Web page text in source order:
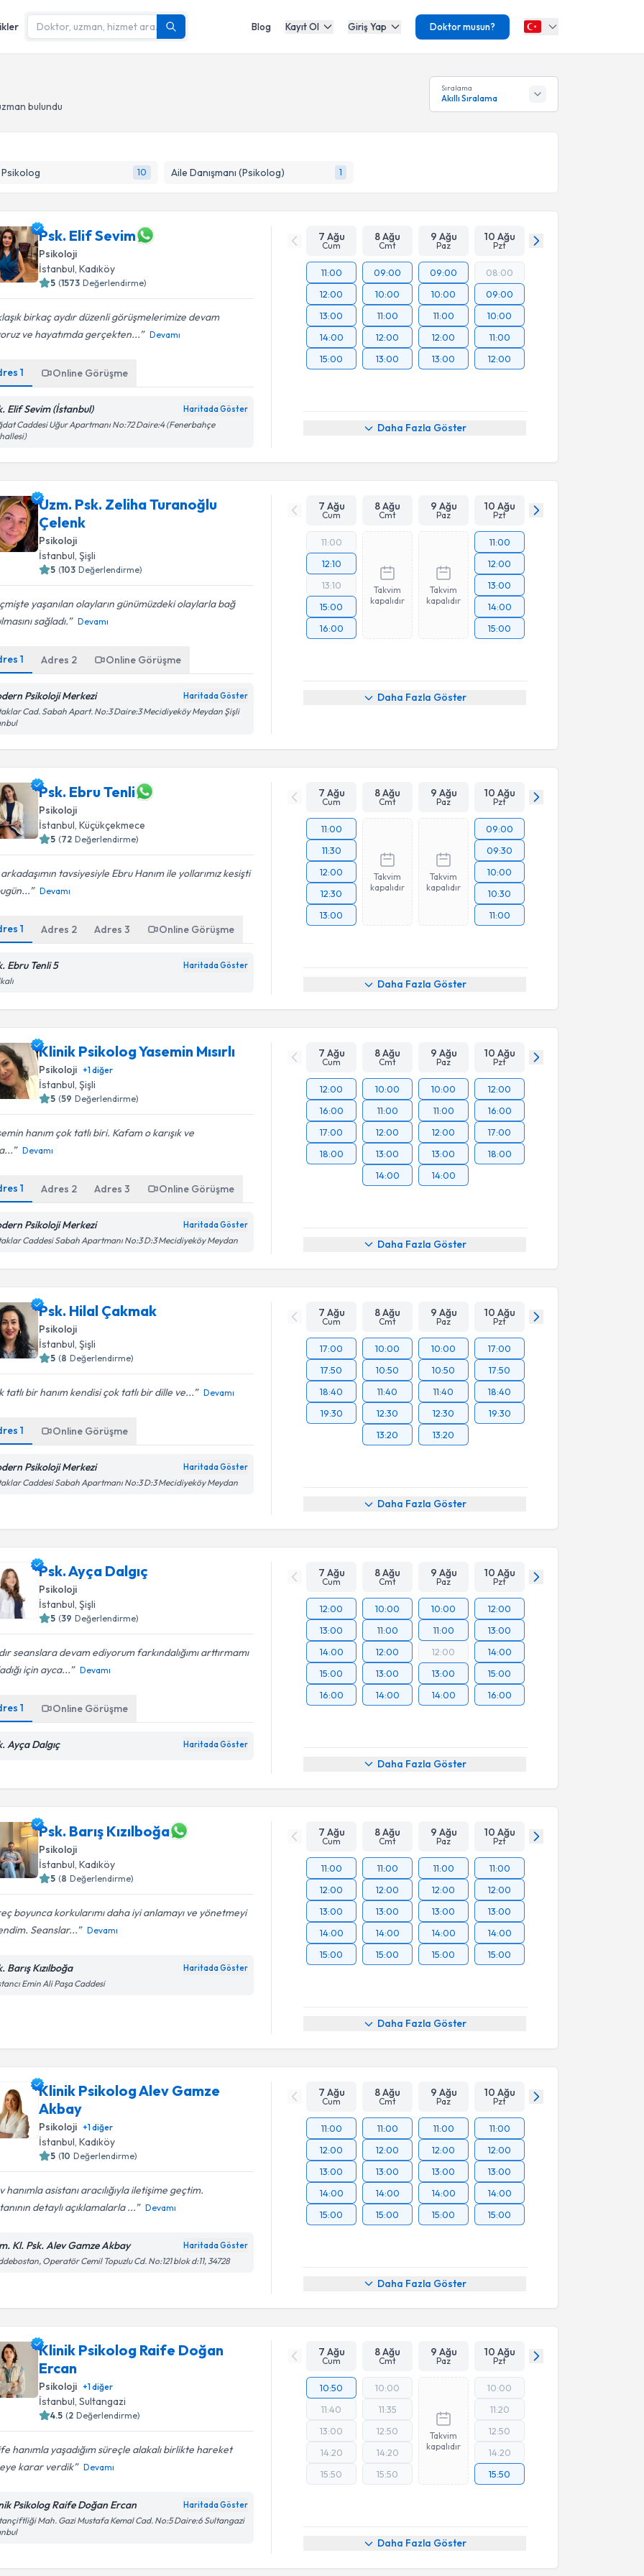
Blog Kayıt Ol Giriş Yap Doktor musun?
bulundu
Sıralama
Akıllı Sıralama
10 Aile Danışmanı (Psikolog) 1
Psk. Elif Sevim
Psikoloji
İstanbul, Kadıköy
5 (1573 Değerlendirme)
birkaç aydır düzenli görüşmelerimize devam
ve hayatımda gerçekten...
Devamı
1 Online Görüşme
Elif Sevim (İstanbul) Haritada Göster
Caddesi Uğur Apartmanı No:72 Daire:4 (Fenerbahçe
7 Ağu
Cum
8 Ağu
Cmt
9 Ağu
Paz
10 Ağu
Pzt
11:00
12:00
13:00
14:00
15:00
09:00
10:00
11:00
12:00
13:00
09:00
10:00
11:00
12:00
13:00
08:00
09:00
10:00
11:00
12:00
Daha Fazla Göster
Uzm. Psk. Zeliha Turanoğlu
Çelenk
Psikoloji
İstanbul, Şişli
5 (103 Değerlendirme)
yaşanılan olayların günümüzdeki olaylarla bağ
sağladı.
Devamı
1 Adres 2 Online Görüşme
Psikoloji Merkezi Haritada Göster
Cad. Sabah Apart. No:3 Daire:3 Mecidiyeköy Meydan Şişli
7 Ağu
Cum
8 Ağu
Cmt
9 Ağu
Paz
10 Ağu
Pzt
11:00
12:10
13:10
15:00
16:00
Takvim
kapalıdır
Takvim
kapalıdır
11:00
12:00
13:00
14:00
15:00
Daha Fazla Göster
Psk. Ebru Tenli
Psikoloji
İstanbul, Küçükçekmece
5 (72 Değerlendirme)
tavsiyesiyle Ebru Hanım ile yollarımız kesişti
Devamı
1 Adres 2 Adres3 Online Görüşme
Ebru Tenli 5 Haritada Göster
7 Ağu
Cum
8 Ağu
Cmt
9 Ağu
Paz
10 Ağu
Pzt
11:00
11:30
12:00
12:30
13:00
Takvim
kapalıdır
Takvim
kapalıdır
09:00
09:30
10:00
10:30
11:00
Daha Fazla Göster
Klinik Psikolog Yasemin Mısırlı
Psikoloji +1diğer
İstanbul , Şişli
5 (59 Değerlendirme)
hanım çok tatlı biri. Kafam o karışık ve
Devamı
1 Adres 2 Adres3 Online Görüşme
Psikoloji Merkezi Haritada Göster
Caddesi Sabah Apartmanı No:3 D:3 Mecidiyeköy Meydan
7 Ağu
Cum
8 Ağu
Cmt
9 Ağu
Paz
10 Ağu
Pzt
12:00
16:00
17:00
18:00
10:00
11:00
12:00
13:00
14:00
10:00
11:00
12:00
13:00
14:00
12:00
16:00
17:00
18:00
Daha Fazla Göster
Psk. Hilal Çakmak
Psikoloji
İstanbul, Şişli
5 (8 Değerlendirme)
tatlı bir hanım kendisi çok tatlı bir dille ve... Devamı
1 Online Görüşme
Psikoloji Merkezi Haritada Göster
Caddesi Sabah Apartmanı No:3 D:3 Mecidiyeköy Meydan
7 Ağu
Cum
8 Ağu
Cmt
9 Ağu
Paz
10 Ağu
Pzt
17:00
17:50
18:40
19:30
10:00
10:50
11:40
12:30
13:20
10:00
10:50
11:40
12:30
13:20
17:00
17:50
18:40
19:30
Daha Fazla Göster
Psk. Ayça Dalgıç
Psikoloji
İstanbul , Şişli
5 (39 Değerlendirme)
seanslara devam ediyorum farkındalığımı arttırmamı
için ayca...
Devamı
1 Online Görüşme
Ayça Dalgıç Haritada Göster
7 Ağu
Cum
8 Ağu
Cmt
9 Ağu
Paz
10 Ağu
Pzt
12:00
13:00
14:00
15:00
16:00
10:00
11:00
12:00
13:00
14:00
10:00
11:00
12:00
13:00
14:00
12:00
13:00
14:00
15:00
16:00
Daha Fazla Göster
Psk. Barış Kızılboğa
Psikoloji
İstanbul, Kadıköy
5 (8 Değerlendirme)
boyunca korkularımı daha iyi anlamayı ve yönetmeyi
Seanslar...
Devamı
Barış Kızılboğa Haritada Göster
Emin Ali Paşa Caddesi
7 Ağu
Cum
8 Ağu
Cmt
9 Ağu
Paz
10 Ağu
Pzt
11:00
12:00
13:00
14:00
15:00
11:00
12:00
13:00
14:00
15:00
11:00
12:00
13:00
14:00
15:00
11:00
12:00
13:00
14:00
15:00
Daha Fazla Göster
Klinik Psikolog Alev Gamze
Akbay
Psikoloji +1diğer
İstanbul , Kadıköy
5 (10 Değerlendirme)
hanımla asistanı aracılığıyla iletişime geçtim.
detaylı açıklamalarla ...
Devamı
Kl. Psk. Alev Gamze Akbay Haritada Göster
Operatör Cemil Topuzlu Cd. No:121 blok d:11, 34728
7 Ağu
Cum
8 Ağu
Cmt
9 Ağu
Paz
10 Ağu
Pzt
11:00
12:00
13:00
14:00
15:00
11:00
12:00
13:00
14:00
15:00
11:00
12:00
13:00
14:00
15:00
11:00
12:00
13:00
14:00
15:00
Daha Fazla Göster
Klinik Psikolog Raife Doğan
Ercan
Psikoloji +1diğer
İstanbul, Sultangazi
4.5 (2 Değerlendirme)
hanımla yaşadığım süreçle alakalı birlikte hareket
karar verdik
Devamı
Psikolog Raife Doğan Ercan Haritada Göster
Mah. Gazi Mustafa Kemal Cad. No:5 Daire:6 Sultangazi
7 Ağu
Cum
8 Ağu
Cmt
9 Ağu
Paz
10 Ağu
Pzt
10:50
11:40
13:00
14:20
15:50
10:00
11:35
12:50
14:20
15:50
Takvim
kapalıdır
10:00
11:20
12:50
14:20
15:50
Daha Fazla Göster